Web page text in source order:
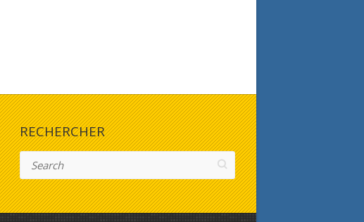
RECHERCHER
Search